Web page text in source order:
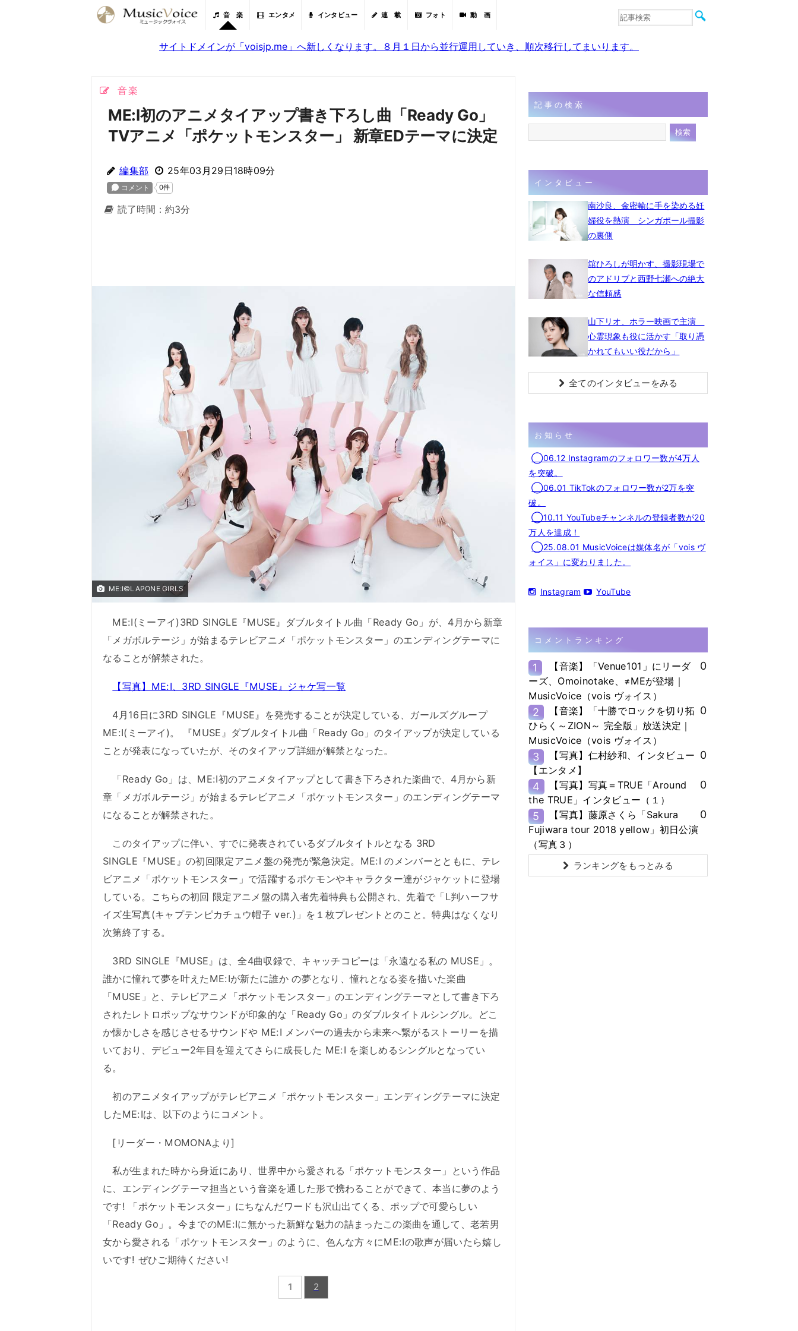
音 楽 エンタメ インタビュー 連 載 フォト 動 画
音楽
サイトドメインが「voisjp.me」へ新しくなります。８月１日から並行運用していき、順次移行してまいります。
音楽
ME:I初のアニメタイアップ書き下ろし曲「Ready Go」
TVアニメ「ポケットモンスター」 新章EDテーマに決定
編集部 25年03月29日18時09分
読了時間：約3分
ME:I©LAPONE GIRLS
ME:I(ミーアイ)3RD SINGLE『MUSE』ダブルタイトル曲「Ready Go」が、4月から新章
「メガボルテージ」が始まるテレビアニメ「ポケットモンスター」のエンディングテーマに
なることが解禁された。
【写真】ME:I、3RD SINGLE『MUSE』ジャケ写一覧
4月16日に3RD SINGLE『MUSE』を発売することが決定している、ガールズグループ
ME:I(ミーアイ)。 『MUSE』ダブルタイトル曲「Ready Go」のタイアップが決定している
ことが発表になっていたが、そのタイアップ詳細が解禁となった。
「Ready Go」は、ME:I初のアニメタイアップとして書き下ろされた楽曲で、4月から新
章「メガボルテージ」が始まるテレビアニメ「ポケットモンスター」のエンディングテーマ
になることが解禁された。
このタイアップに伴い、すでに発表されているダブルタイトルとなる 3RD
SINGLE『MUSE』の初回限定アニメ盤の発売が緊急決定。ME:I のメンバーとともに、テレ
ビアニメ「ポケットモンスター」で活躍するポケモンやキャラクター達がジャケットに登場
している。こちらの初回 限定アニメ盤の購入者先着特典も公開され、先着で「L判ハーフサ
イズ生写真(キャプテンピカチュウ帽子 ver.)」を１枚プレゼントとのこと。特典はなくなり
次第終了する。
3RD SINGLE『MUSE』は、全4曲収録で、キャッチコピーは「永遠なる私の MUSE」。
誰かに憧れて夢を叶えたME:Iが新たに誰か の夢となり、憧れとなる姿を描いた楽曲
「MUSE」と、テレビアニメ「ポケットモンスター」のエンディングテーマとして書き下ろ
されたレトロポップなサウンドが印象的な「Ready Go」のダブルタイトルシングル。どこ
か懐かしさを感じさせるサウンドや ME:I メンバーの過去から未来へ繋がるストーリーを描
いており、デビュー2年目を迎えてさらに成⻑した ME:I を楽しめるシングルとなってい
る。
初のアニメタイアップがテレビアニメ「ポケットモンスター」エンディングテーマに決定
したME:Iは、以下のようにコメント。
[リーダー・MOMONAより]
私が生まれた時から身近にあり、世界中から愛される「ポケットモンスター」という作品
に、エンディングテーマ担当という音楽を通した形で携わることができて、本当に夢のよう
です! 「ポケットモンスター」にちなんだワードも沢山出てくる、ポップで可愛らしい
「Ready Go」。今までのME:Iに無かった新鮮な魅力の詰まったこの楽曲を通して、老若男
女から愛される「ポケットモンスター」のように、色んな方々にME:Iの歌声が届いたら嬉し
いです! ぜひご期待ください!
1 2
記事の検索
インタビュー
南沙良、金密輸に手を染める妊
婦役を熱演 シンガポール撮影
の裏側
舘ひろしが明かす、撮影現場で
のアドリブと西野七瀬への絶大
な信頼感
山下リオ、ホラー映画で主演
心霊現象も役に活かす「取り憑
かれてもいい役だから」
全てのインタビューをみる
お知らせ
◯06.12 Instagramのフォロワー数が4万人
を突破。
◯06.01 TikTokのフォロワー数が2万を突
破。
◯10.11 YouTubeチャンネルの登録者数が20
万人を達成！
◯25.08.01 MusicVoiceは媒体名が「vois ヴ
ォイス」に変わりました。
Instagram YouTube
コメントランキング
1
【音楽】「Venue101」にリーダ
ーズ、Omoinotake、≠MEが登場｜
MusicVoice（vois ヴォイス）
0
2
【音楽】「十勝でロックを切り拓
ひらく～ZION～ 完全版」放送決定｜
MusicVoice（vois ヴォイス）
0
3
【写真】仁村紗和、インタビュー
【エンタメ】
0
4
【写真】写真＝TRUE「Around
the TRUE」インタビュー（１）
0
5
【写真】藤原さくら「Sakura
Fujiwara tour 2018 yellow」初日公演
（写真３）
0
ランキングをもっとみる